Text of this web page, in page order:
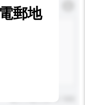
必須填寫
郵地